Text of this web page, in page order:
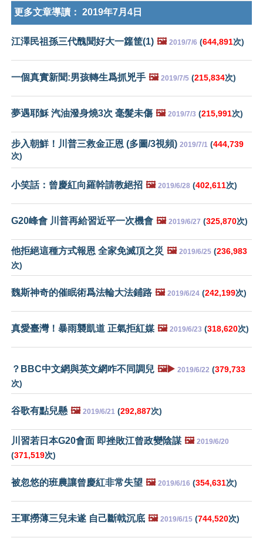
更多文章導讀： 2019年7月4日
江澤民祖孫三代醜聞好大一籮筐(1) 🖼️ 2019/7/6 (644,891次)
一個真實新聞:男孩轉生爲抓兇手 🖼️ 2019/7/5 (215,834次)
夢遇耶穌 汽油潑身燒3次 毫髮未傷 🖼️ 2019/7/3 (215,991次)
步入朝鮮！川普三救金正恩 (多圖/3視頻) 2019/7/1 (444,739
次)
小笑話：曾慶紅向羅幹請教絕招 🖼️ 2019/6/28 (402,611次)
G20峰會 川普再給習近平一次機會 🖼️ 2019/6/27 (325,870次)
他拒絕這種方式報恩 全家免滅頂之災 🖼️ 2019/6/25 (236,983
次)
魏斯神奇的催眠術爲法輪大法鋪路 🖼️ 2019/6/24 (242,199次)
真愛臺灣！暴雨襲凱道 正氣拒紅媒 🖼️ 2019/6/23 (318,620次)
？BBC中文網與英文網咋不同調兒 🖼️▶️ 2019/6/22 (379,733
次)
谷歌有點兒懸 🖼️ 2019/6/21 (292,887次)
川習若日本G20會面 即挫敗江曾政變陰謀 🖼️ 2019/6/20
(371,519次)
被忽悠的班農讓曾慶紅非常失望 🖼️ 2019/6/16 (354,631次)
王軍撈薄三兒未遂 自己斷戟沉底 🖼️ 2019/6/15 (744,520次)